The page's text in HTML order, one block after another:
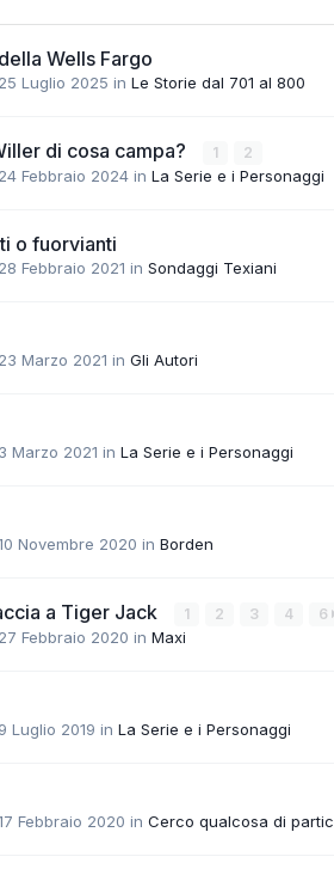
Wells Fargo
25 Luglio 2025 in Le Storie dal 701 al 800
di cosa campa? 1 2
24 Febbraio 2024 in La Serie e i Personaggi
o fuorvianti
28 Febbraio 2021 in Sondaggi Texiani
23 Marzo 2021 in Gli Autori
3 Marzo 2021 in La Serie e i Personaggi
Novembre 2020 in Borden
a Tiger Jack 1 2 3 4 6
27 Febbraio 2020 in Maxi
9 Luglio 2019 in La Serie e i Personaggi
Febbraio 2020 in Cerco qualcosa di